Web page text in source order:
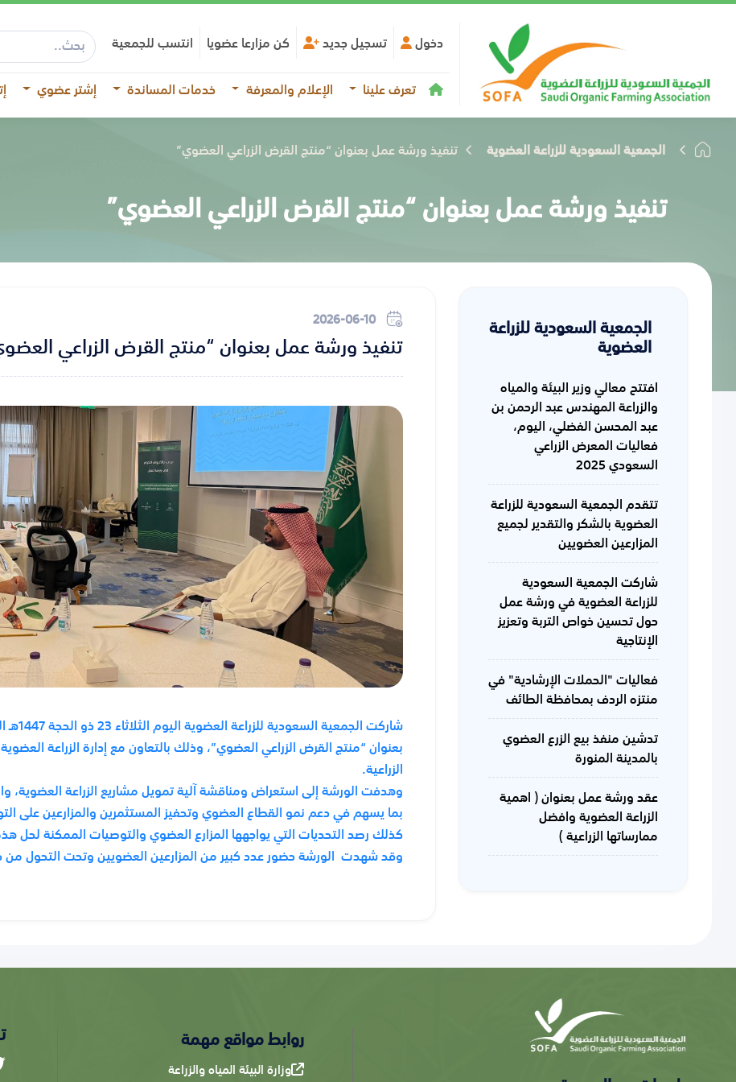
دخول تسجيل جديد كن مزارعا عضويا انتسب للجمعية
تعرف علينا
الإعلام والمعرفة خدمات المساندة إشتر عضوي
الجمعية السعودية للزراعة العضوية تنفيذ ورشة عمل بعنوان “منتج القرض الزراعي العضوي”
تنفيذ ورشة عمل بعنوان “منتج القرض الزراعي العضوي”
الجمعية السعودية للزراعة
العضوية
افتتح معالي وزير البيئة والمياه
والزراعة المهندس عبد الرحمن بن
عبد المحسن الفضلي، اليوم،
فعاليات المعرض الزراعي
السعودي 2025
تتقدم الجمعية السعودية للزراعة
العضوية بالشكر والتقدير لجميع
المزارعين العضويين
شاركت الجمعية السعودية
للزراعة العضوية في ورشة عمل
حول تحسين خواص التربة وتعزيز
الإنتاجية
فعاليات "الحملات الإرشادية" في
منتزه الردف بمحافظة الطائف
تدشين منفذ بيع الزرع العضوي
بالمدينة المنورة
عقد ورشة عمل بعنوان ( اهمية
الزراعة العضوية وافضل
ممارساتها الزراعية )
2026-06-10
تنفيذ ورشة عمل بعنوان “منتج القرض الزراعي
بعنوان “منتج القرض الزراعي العضوي”، وذلك بالتعاون مع إدارة الزراعة
الزراعية.
وهدفت الورشة إلى استعراض ومناقشة آلية تمويل مشاريع الزراعة العضوية،
بما يسهم في دعم نمو القطاع العضوي وتحفيز المستثمرين والمزارعين على
كذلك رصد التحديات التي يواجهها المزارع العضوي والتوصيات الممكنة لحل
وقد شهدت الورشة حضور عدد كبير من المزارعين العضويين وتحت التحول
روابط مواقع مهمة
وزارة البيئة المياه والزراعة